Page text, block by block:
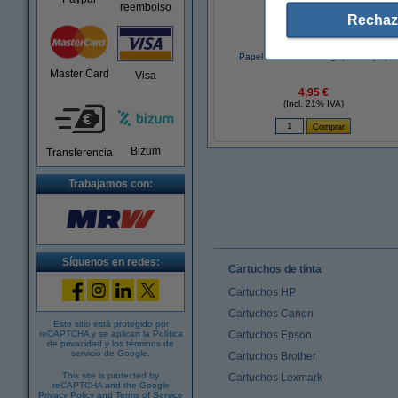
reembolso
Master Card Visa
Transferencia Bizum
Trabajamos con:
Síguenos en redes:
Este sitio está protegido por
reCAPTCHA y se aplican la Política
de privacidad y los términos de
servicio de Google
This site is protected by
reCAPTCHA and the Google
Privacy Policy and Terms of Service
Papel A4 Estándar 80gr (500 hojas)
4,95 €
(Incl. 21% IVA)
Cartuchos de tinta
Cartuchos HP
Cartuchos Canon
Cartuchos Epson
Cartuchos Brother
Cartuchos Lexmark